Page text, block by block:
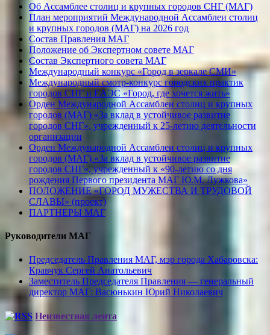
Об Ассамблее столиц и крупных городов СНГ (МАГ)
План мероприятий Международной Ассамблеи столиц
и крупных городов (МАГ) на 2026 год
Состав Правления МАГ
Положение об Экспертном совете МАГ
Состав Экспертного совета МАГ
Международный конкурс «Город в зеркале СМИ»
Международный смотр-конкурс городских практик
городов СНГ и ЕАЭС «Город, где хочется жить»
Орден Международной Ассамблеи столиц и крупных
городов (МАГ) «За вклад в устойчивое развитие
городов СНГ», учрежденный к 25-летию деятельности
организации
Орден Международной Ассамблеи столиц и крупных
городов (МАГ) «За вклад в устойчивое развитие
городов СНГ», учрежденный к «90-летию со дня
рождения Первого президента МАГ Ю.М. Лужкова»
ПОЛОЖЕНИЕ «ГОРОД МУЖЕСТВА И ТРУДОВОЙ
СЛАВЫ» (проект)
ПАРТНЕРЫ МАГ
Руководители МАГ
Председатель Правления МАГ, мэр города Хабаровска:
Кравчук Сергей Анатольевич
Заместитель Председателя Правления — генеральный
директор МАГ: Васюнькин Юрий Николаевич
Неизвестная лента